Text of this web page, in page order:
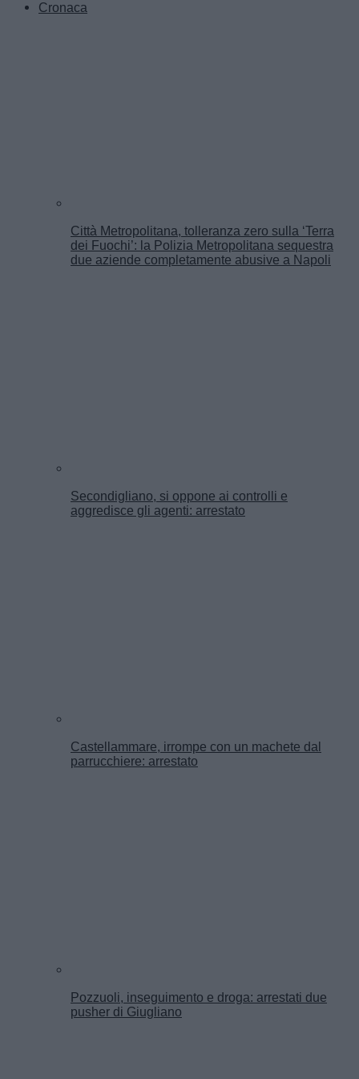
Cronaca
Città Metropolitana, tolleranza zero sulla ‘Terra
dei Fuochi’: la Polizia Metropolitana sequestra
due aziende completamente abusive a Napoli
Secondigliano, si oppone ai controlli e
aggredisce gli agenti: arrestato
Castellammare, irrompe con un machete dal
parrucchiere: arrestato
Pozzuoli, inseguimento e droga: arrestati due
pusher di Giugliano